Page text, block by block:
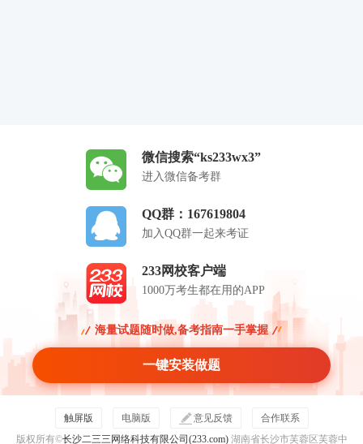
微信搜索“ks233wx3”
进入微信备考群
QQ群：167619804
加入QQ群一起来考证
233网校客户端
1000万考生都在用的APP
海量试题随时做,备考指南一手掌握
一键安装做题
触屏版 电脑版 意见反馈
合作联系
版权所有©长沙二三三网络科技有限公司(233.com)湖南省长沙市芙蓉区芙蓉中